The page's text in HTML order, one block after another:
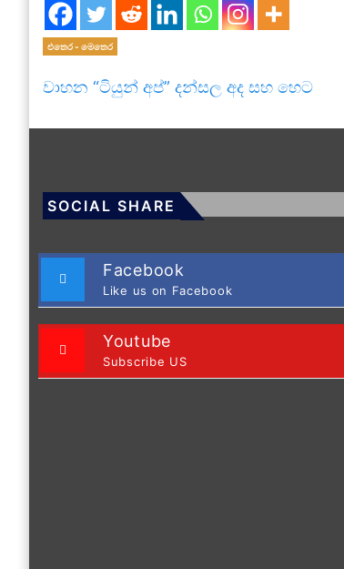
එතෙර - මෙතෙර
වාහන “ටියුන් අප්” දන්සල අද සහ හෙට
SOCIAL SHARE
Facebook
Like us on Facebook
Youtube
Subscribe US